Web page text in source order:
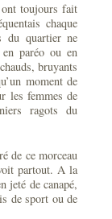
ont toujours fait
chaque
du quartier ne
paréo ou en
bruyants
moment de
les femmes de
ragots du
de ce morceau
partout. A la
jeté de canapé,
de sport ou de